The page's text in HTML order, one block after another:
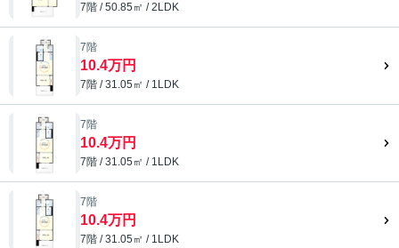
7階 / 50.85㎡ / 2LDK
7階
10.4万円
7階 / 31.05㎡ / 1LDK
7階
10.4万円
7階 / 31.05㎡ / 1LDK
7階
10.4万円
7階 / 31.05㎡ / 1LDK